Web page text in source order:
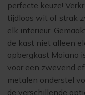
perfecte keuze!
tijdloos wit of strak
elk interieur.
de kast niet alleen
opbergkast Moiano
voor een zwevend
metalen onderstel
de verschillende